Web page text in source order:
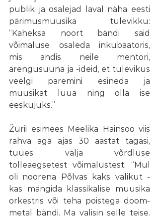
publik ja osalejad laval näha eesti
pärimusmuusika tulevikku:
“Kaheksa noort bändi said
võimaluse osaleda inkubaatoris,
mis andis neile mentori,
arengusuuna ja -ideid, et tulevikus
veelgi paremini esineda ja
muusikat luua ning olla ise
eeskujuks.”
Žürii esimees Meelika Hainsoo viis
rahva aga ajas 30 aastat tagasi,
tuues välja võrdluse
tolleaegsetest võimalustest. “Mul
oli noorena Põlvas kaks valikut -
kas mängida klassikalise muusika
orkestris või teha poistega doom-
metal bändi. Ma valisin selle teise.